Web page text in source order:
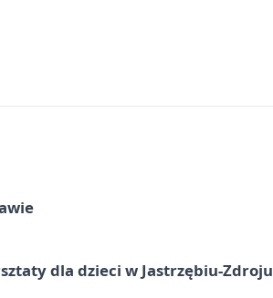
dla dzieci w Jastrzębiu-Zdroju